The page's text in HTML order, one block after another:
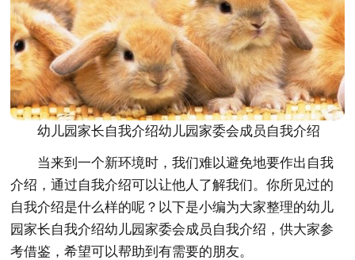
幼儿园家长自我介绍幼儿园家委会成员自我介绍
当来到一个新环境时，我们难以避免地要作出自我
介绍，通过自我介绍可以让他人了解我们。你所见过的
自我介绍是什么样的呢？以下是小编为大家整理的幼儿
园家长自我介绍幼儿园家委会成员自我介绍，供大家参
考借鉴，希望可以帮助到有需要的朋友。